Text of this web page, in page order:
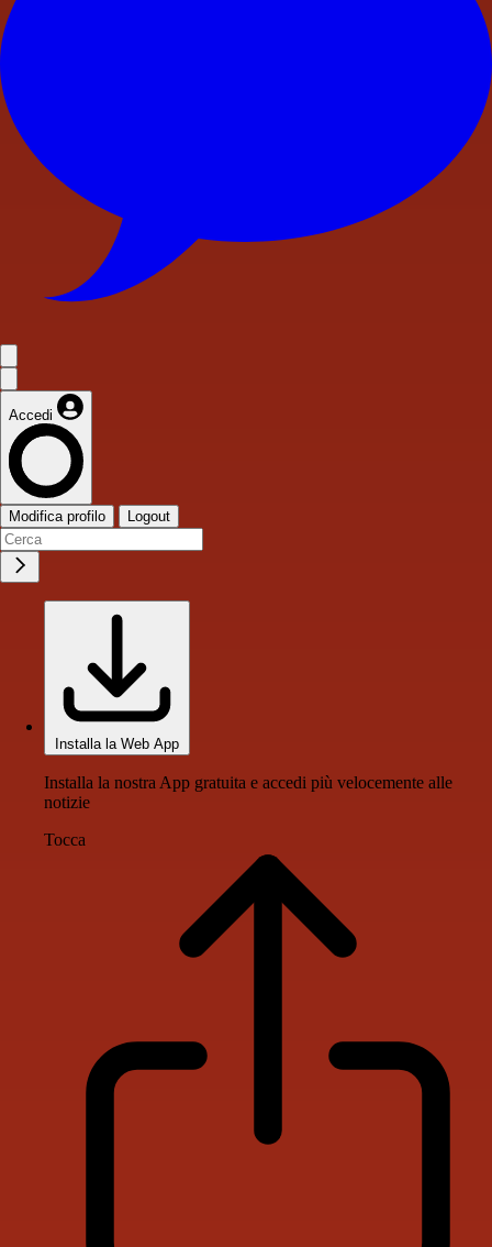
Accedi
Modifica profilo Logout
Installa la Web App
Installa la nostra App gratuita e accedi più velocemente alle
notizie
Tocca